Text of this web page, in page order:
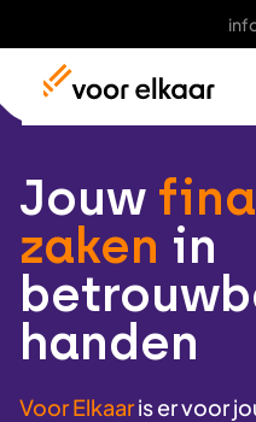
Jouw
zaken in
handen
Voor Elkaaris er voor